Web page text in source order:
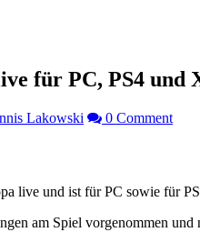
für PC, PS4 und
Lakowski 0 Comment
live und ist für PC sowie für
am Spiel vorgenommen